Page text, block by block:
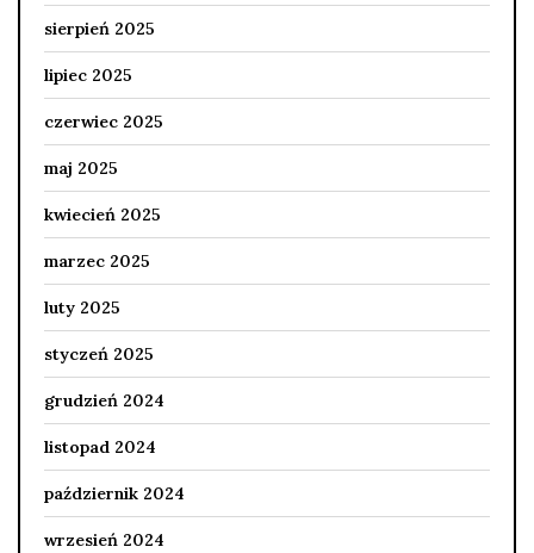
sierpień 2025
lipiec 2025
czerwiec 2025
maj 2025
kwiecień 2025
marzec 2025
luty 2025
styczeń 2025
grudzień 2024
listopad 2024
październik 2024
wrzesień 2024